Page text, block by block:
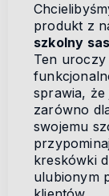
produkt z
szkolny
Ten uroczy
sprawia, że
zarówno
swojemu
kreskówki
ulubionym